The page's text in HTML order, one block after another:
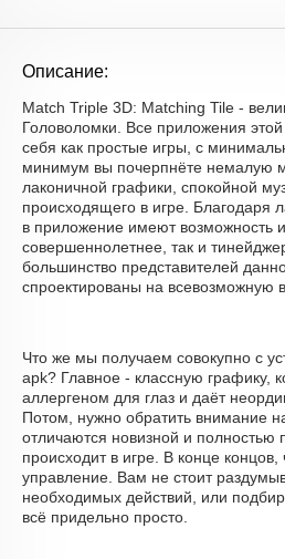
Описание:
Match Triple 3D: Matching Tile -
Головоломки. Все приложения этой
себя как простые игры, с
минимум вы почерпнёте немалую
лаконичной графики, спокойной
происходящего в игре. Благодаря
в приложение имеют возможность
совершеннолетнее, так и
большинство представителей
спроектированы на всевозможную
Что же мы получаем совокупно с
apk? Главное - классную графику,
аллергеном для глаз и даёт
Потом, нужно обратить внимание
отличаются новизной и полностью
происходит в игре. В конце концов,
управление. Вам не стоит
необходимых действий, или
всё придельно просто.